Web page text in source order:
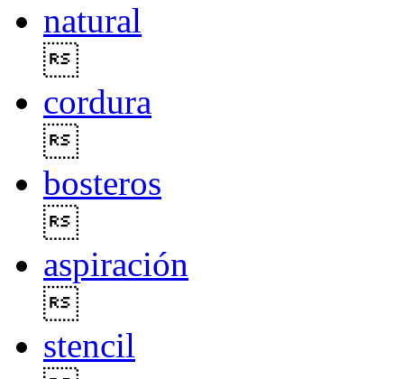
natural
cordura
bosteros
aspiración
stencil